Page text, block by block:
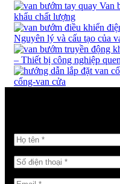
Van
khẩu chất lượng
Nguyên lý và cấu tạo của
– Thiết bị công nghiệp
cổng-van cửa